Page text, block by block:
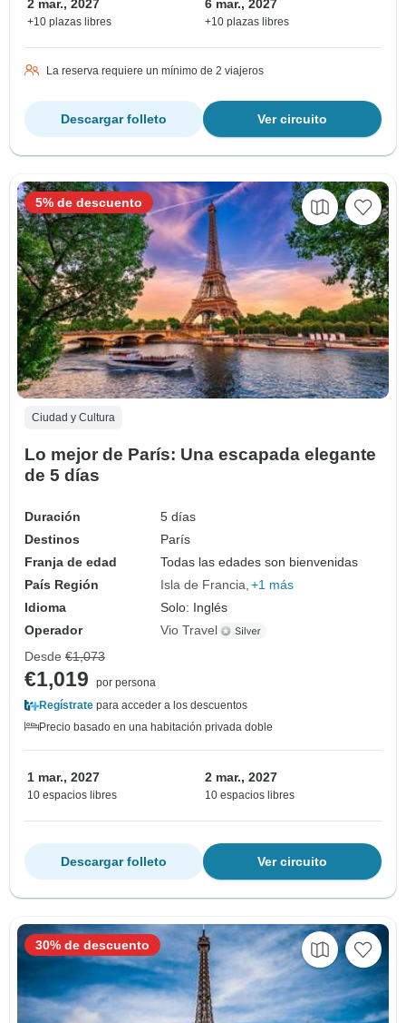
2 mar., 2027
+10 plazas libres
6 mar., 2027
+10 plazas libres
La reserva requiere un mínimo de 2 viajeros
Ver circuito
Descargar folleto
Ciudad y Cultura
Lo mejor de París: Una escapada elegante
de 5 días
Duración
5 días
Destinos
París
Franja de edad
Todas las edades son bienvenidas
País Región
Isla de Francia +1 más
Idioma
Solo: Inglés
Operador
Vio Travel
5% de descuento
Desde €1,073
€1,019
por persona
Regístrate para acceder a los descuentos
Precio basado en una habitación privada doble
1 mar., 2027
10 espacios libres
2 mar., 2027
10 espacios libres
Ver circuito
Descargar folleto
30% de descuento